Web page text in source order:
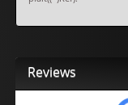
Reviews